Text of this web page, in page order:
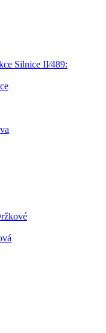
Silnice II⁄489: